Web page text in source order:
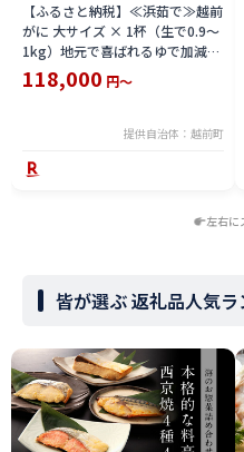
【ふるさと納税】≪浜茹で≫越前
がに 大サイズ × 1杯（生で0.9〜
1kg）地元で喜ばれるゆで加減・
塩加減で越前の港から直送！【雄
ズワイガニ ずわいがに 越前ガニ
送分】希望日指定可 備考欄に希
x004_02]
118,000 円～
提供自治体：越前町
左右に
皆が選ぶ 返礼品人気